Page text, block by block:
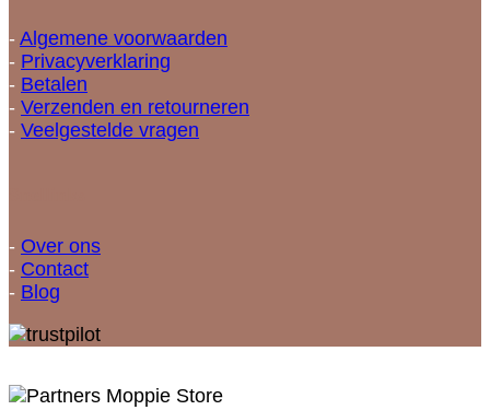
- Algemene voorwaarden
- Privacyverklaring
- Betalen
- Verzenden en retourneren
- Veelgestelde vragen
- Over ons
- Contact
- Blog